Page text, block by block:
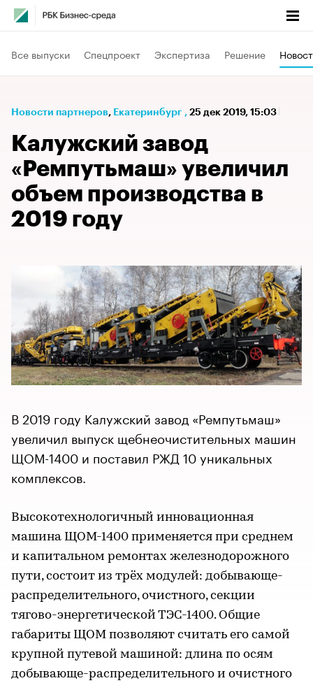
Все выпуски Спецпроект Экспертиза Решение
Новости партнеров⁠, Екатеринбург , 25 дек 2019, 15:03
Калужский завод
«Ремпутьмаш» увеличил
объем производства в
2019 году
В 2019 году Калужский завод «Ремпутьмаш»
увеличил выпуск щебнеочистительных машин
ЩОМ-1400 и поставил РЖД 10 уникальных
комплексов.
Высокотехнологичный инновационная
машина ЩОМ-1400 применяется при среднем
и капитальном ремонтах железнодорожного
пути, состоит из трёх модулей: добывающе-
распределительного, очистного, секции
тягово-энергетической ТЭС-1400. Общие
габариты ЩОМ позволяют считать его самой
крупной путевой машиной: длина по осям
добывающе-распределительного и очистного